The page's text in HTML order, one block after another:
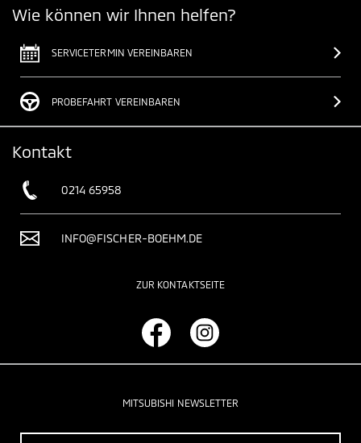
Wie können wir Ihnen helfen?
SERVICETERMIN VEREINBAREN
PROBEFAHRT VEREINBAREN
Kontakt
0214 65958
INFO@FISCHER-BOEHM.DE
ZUR KONTAKTSEITE
MITSUBISHI NEWSLETTER